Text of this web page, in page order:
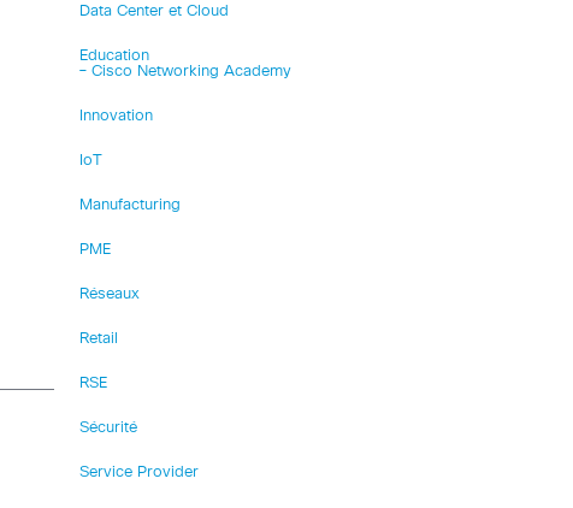
Data Center et Cloud
Education
– Cisco Networking Academy
Innovation
IoT
Manufacturing
PME
Réseaux
Retail
RSE
Sécurité
Service Provider